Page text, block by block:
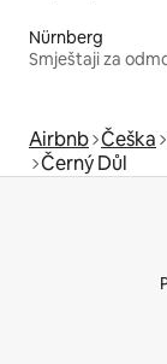
Nürnberg
Smještaji za
Airbnb Češka
Černý Důl